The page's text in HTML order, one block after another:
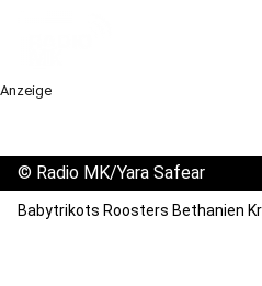
Anzeige
© Radio MK/Yara Safear
Babytrikots Roosters Bethanien